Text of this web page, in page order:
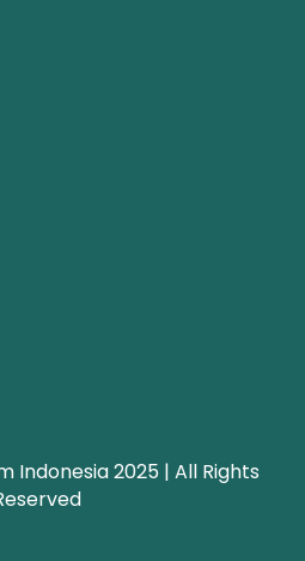
Indonesia 2025 | All Rights